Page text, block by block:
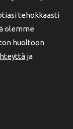
tehokkaasti
olemme
huoltoon
ja